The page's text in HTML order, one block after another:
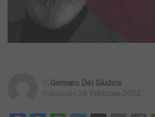
Gennaro Del Giudice
26 Febbraio 2023